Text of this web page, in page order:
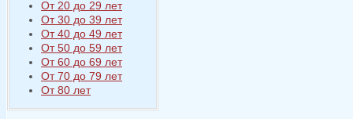
От 20 до 29 лет
От 30 до 39 лет
От 40 до 49 лет
От 50 до 59 лет
От 60 до 69 лет
От 70 до 79 лет
От 80 лет